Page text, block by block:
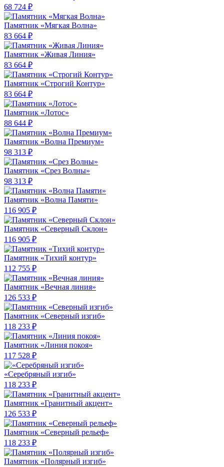
68 724 ₽
Памятник «Мягкая Волна»
83 664 ₽
Памятник «Живая Линия»
83 664 ₽
Памятник «Строгий Контур»
83 664 ₽
Памятник «Лотос»
88 644 ₽
Памятник «Волна Премиум»
98 313 ₽
Памятник «Срез Волны»
98 313 ₽
Памятник «Волна Памяти»
116 905 ₽
Памятник «Северный Склон»
116 905 ₽
Памятник «Тихий контур»
112 755 ₽
Памятник «Вечная линия»
126 533 ₽
Памятник «Северный изгиб»
118 233 ₽
Памятник «Линия покоя»
117 528 ₽
«Серебряный изгиб»
118 233 ₽
Памятник «Гранитный акцент»
126 533 ₽
Памятник «Северный рельеф»
118 233 ₽
Памятник «Полярный изгиб»